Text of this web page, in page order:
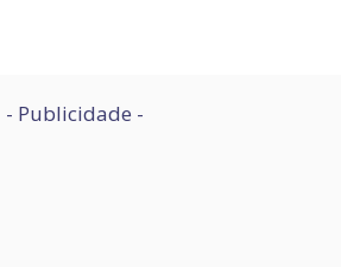
- Publicidade -